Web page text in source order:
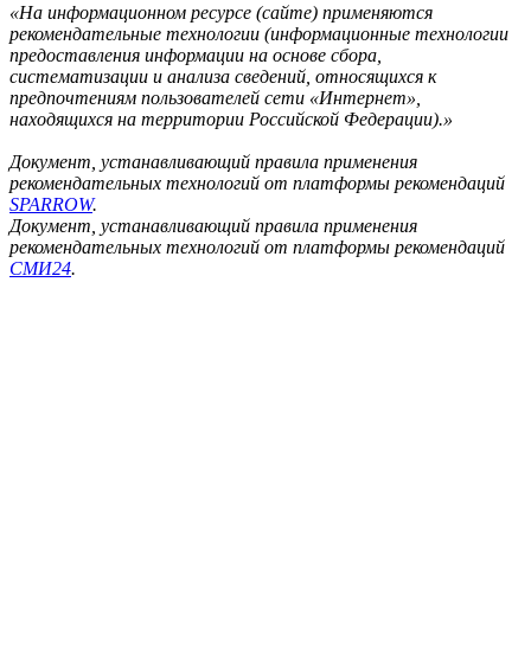
«На информационном ресурсе (сайте) применяются
рекомендательные технологии (информационные технологии
предоставления информации на основе сбора,
систематизации и анализа сведений, относящихся к
предпочтениям пользователей сети «Интернет»,
находящихся на территории Российской Федерации).»
Документ, устанавливающий правила применения
рекомендательных технологий от платформы рекомендаций
SPARROW.
Документ, устанавливающий правила применения
рекомендательных технологий от платформы рекомендаций
СМИ24.